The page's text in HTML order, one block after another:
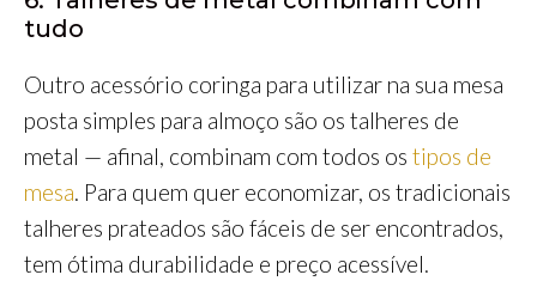
tudo
Outro acessório coringa para utilizar na sua mesa
posta simples para almoço são os talheres de
metal — afinal, combinam com todos os tipos de
mesa. Para quem quer economizar, os tradicionais
talheres prateados são fáceis de ser encontrados,
tem ótima durabilidade e preço acessível.